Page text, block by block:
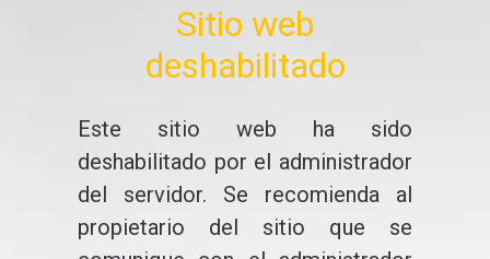
Sitio web
deshabilitado
Este sitio web ha sido
deshabilitado por el administrador
del servidor. Se recomienda al
propietario del sitio que se